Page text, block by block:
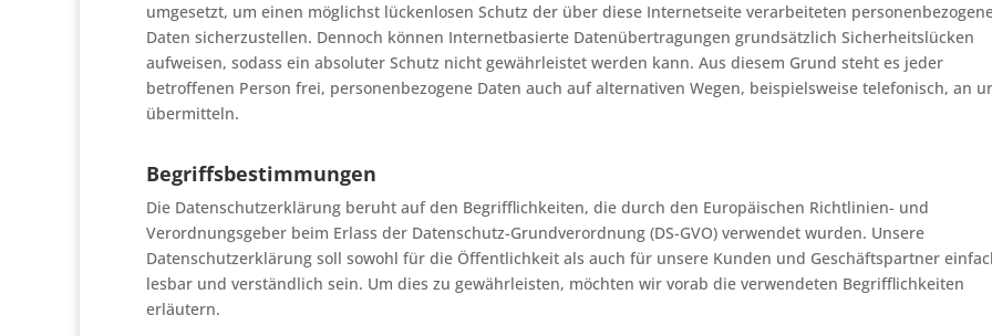
umgesetzt, um einen möglichst lückenlosen Schutz der über diese Internetseite verarbeiteten
Daten sicherzustellen. Dennoch können Internetbasierte Datenübertragungen grundsätzlich Sicherheitslücken
aufweisen, sodass ein absoluter Schutz nicht gewährleistet werden kann. Aus diesem Grund steht es jeder
betroffenen Person frei, personenbezogene Daten auch auf alternativen Wegen, beispielsweise telefonisch, an
übermitteln.
Begriffsbestimmungen
Die Datenschutzerklärung beruht auf den Begrifflichkeiten, die durch den Europäischen Richtlinien- und
Verordnungsgeber beim Erlass der Datenschutz-Grundverordnung (DS-GVO) verwendet wurden. Unsere
Datenschutzerklärung soll sowohl für die Öffentlichkeit als auch für unsere Kunden und Geschäftspartner
lesbar und verständlich sein. Um dies zu gewährleisten, möchten wir vorab die verwendeten Begrifflichkeiten
erläutern.